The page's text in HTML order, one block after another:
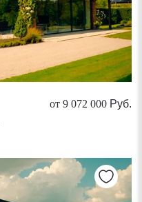
от 9 072 000 Руб.